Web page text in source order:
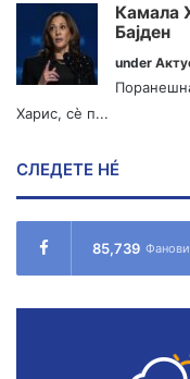
Камала
Бајден
under
Харис, сè п...
СЛЕДЕТЕ НÉ
85,739 Фанови